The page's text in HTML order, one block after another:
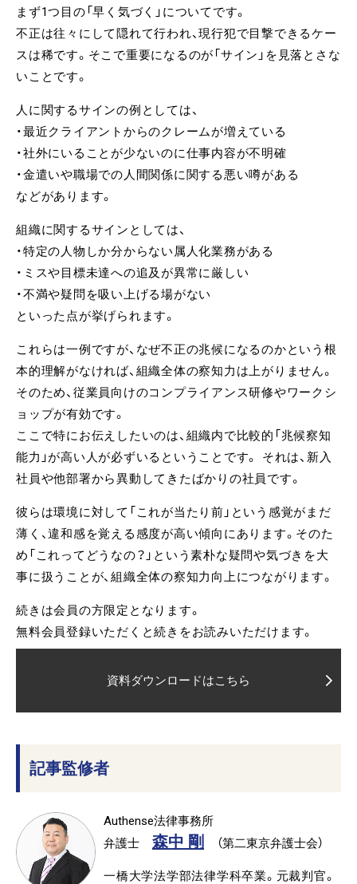
まず1つ目の「早く気づく」についてです。
不正は往々にして隠れて行われ、現行犯で目撃できるケー
スは稀です。そこで重要になるのが「サイン」を見落とさな
いことです。
人に関するサインの例としては、
・最近クライアントからのクレームが増えている
・社外にいることが少ないのに仕事内容が不明確
・金遣いや職場での人間関係に関する悪い噂がある
などがあります。
組織に関するサインとしては、
・特定の人物しか分からない属人化業務がある
・ミスや目標未達への追及が異常に厳しい
・不満や疑問を吸い上げる場がない
といった点が挙げられます。
これらは一例ですが、なぜ不正の兆候になるのかという根
本的理解がなければ、組織全体の察知力は上がりません。
そのため、従業員向けのコンプライアンス研修やワークシ
ョップが有効です。
ここで特にお伝えしたいのは、組織内で比較的「兆候察知
能力」が高い人が必ずいるということです。 それは、新入
社員や他部署から異動してきたばかりの社員です。
彼らは環境に対して「これが当たり前」という感覚がまだ
薄く、違和感を覚える感度が高い傾向にあります。そのた
め「これってどうなの？」という素朴な疑問や気づきを大
事に扱うことが、組織全体の察知力向上につながります。
続きは会員の方限定となります。
無料会員登録いただくと続きをお読みいただけます。
資料ダウンロードはこちら
記事監修者
Authense法律事務所
弁護士
森中 剛 （第二東京弁護士会）
一橋大学法学部法律学科卒業。元裁判官。